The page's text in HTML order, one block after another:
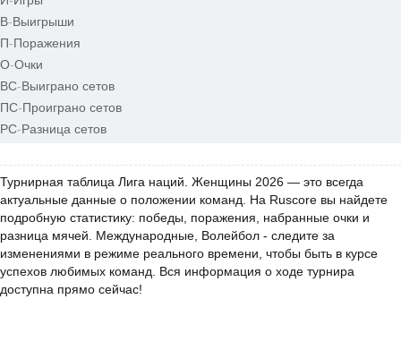
В-Выигрыши
П-Поражения
О-Очки
ВС-Выиграно сетов
ПС-Проиграно сетов
РС-Разница сетов
Турнирная таблица Лига наций. Женщины 2026 — это всегда
актуальные данные о положении команд. На Ruscore вы найдете
подробную статистику: победы, поражения, набранные очки и
разница мячей. Международные, Волейбол - следите за
изменениями в режиме реального времени, чтобы быть в курсе
успехов любимых команд. Вся информация о ходе турнира
доступна прямо сейчас!